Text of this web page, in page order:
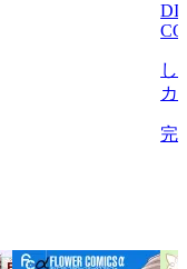
し
カ
完